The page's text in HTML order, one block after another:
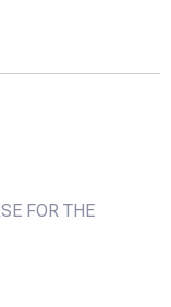
FOR THE